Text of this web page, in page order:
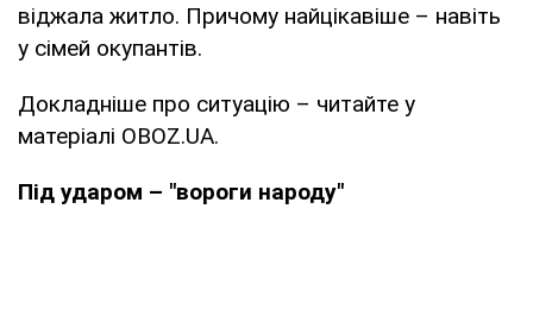
віджала житло. Причому найцікавіше – навіть
у сімей окупантів.
Докладніше про ситуацію – читайте у
матеріалі OBOZ.UA.
Під ударом – "вороги народу"